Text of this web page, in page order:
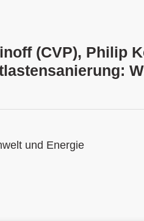
(CVP), Philip
und Energie